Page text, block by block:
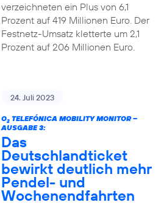
verzeichneten ein Plus von 6,1
Prozent auf 419 Millionen Euro. Der
Festnetz-Umsatz kletterte um 2,1
Prozent auf 206 Millionen Euro.
24. Juli 2023
O2TELEFÓNICA MOBILITY MONITOR –
AUSGABE 3:
Das
Deutschlandticket
bewirkt deutlich mehr
Pendel- und
Wochenendfahrten